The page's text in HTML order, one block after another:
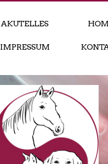
AKUTELLES
IMPRESSUM